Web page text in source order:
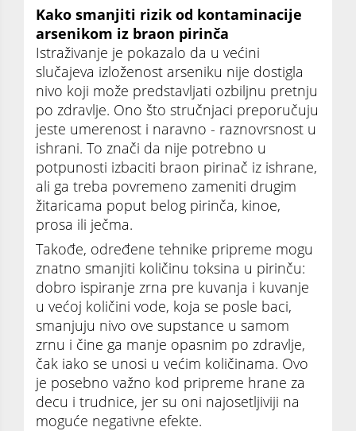
Kako smanjiti rizik od kontaminacije
arsenikom iz braon pirinča
Istraživanje je pokazalo da u većini
slučajeva izloženost arseniku nije dostigla
nivo koji može predstavljati ozbiljnu pretnju
po zdravlje. Ono što stručnjaci preporučuju
jeste umerenost i naravno - raznovrsnost u
ishrani. To znači da nije potrebno u
potpunosti izbaciti braon pirinač iz ishrane,
ali ga treba povremeno zameniti drugim
žitaricama poput belog pirinča, kinoe,
prosa ili ječma.
Takođe, određene tehnike pripreme mogu
znatno smanjiti količinu toksina u pirinču:
dobro ispiranje zrna pre kuvanja i kuvanje
u većoj količini vode, koja se posle baci,
smanjuju nivo ove supstance u samom
zrnu i čine ga manje opasnim po zdravlje,
čak iako se unosi u većim količinama. Ovo
je posebno važno kod pripreme hrane za
decu i trudnice, jer su oni najosetljiviji na
moguće negativne efekte.